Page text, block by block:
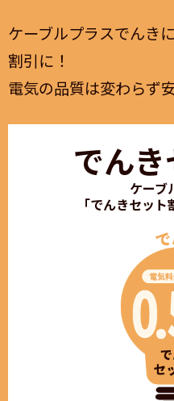
ケーブルプラスでんき
割引に！
電気の品質は変わらず
でん
ケーブ
「でんきセッ